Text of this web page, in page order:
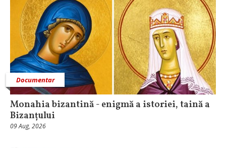
Documentar
Monahia bizantină - enigmă a istoriei, taină a
Bizanțului
09 Aug, 2026